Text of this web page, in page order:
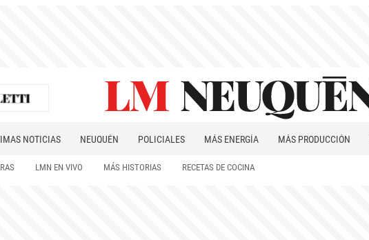
NOTICIAS NEUQUÉN POLICIALES MÁS ENERGÍA MÁS PRODUCCIÓN
LMN EN VIVO MÁS HISTORIAS RECETAS DE COCINA